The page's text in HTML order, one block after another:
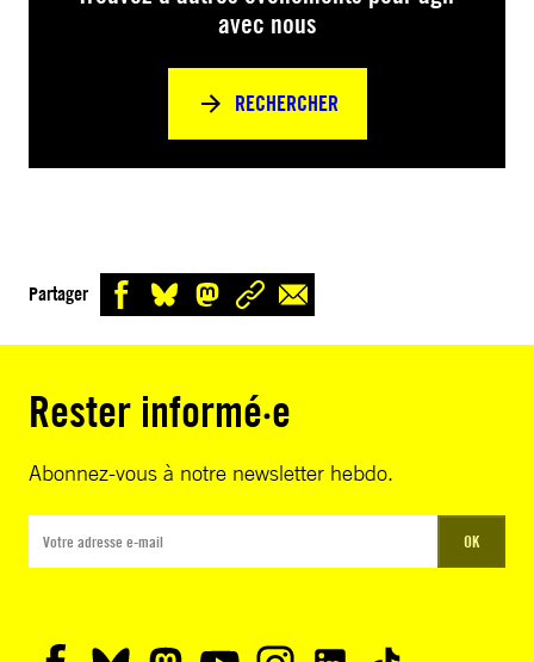
avec nous
RECHERCHER
Partager
Rester informé·e
Abonnez-vous à notre newsletter hebdo.
OK